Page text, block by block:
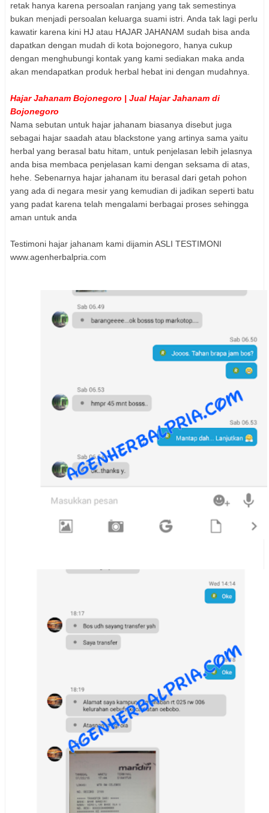
retak hanya karena persoalan ranjang yang tak semestinya
bukan menjadi persoalan keluarga suami istri. Anda tak lagi perlu
kawatir karena kini HJ atau HAJAR JAHANAM sudah bisa anda
dapatkan dengan mudah di kota bojonegoro, hanya cukup
dengan menghubungi kontak yang kami sediakan maka anda
akan mendapatkan produk herbal hebat ini dengan mudahnya.
Hajar Jahanam Bojonegoro | Jual Hajar Jahanam di
Bojonegoro
Nama sebutan untuk hajar jahanam biasanya disebut juga
sebagai hajar saadah atau blackstone yang artinya sama yaitu
herbal yang berasal batu hitam, untuk penjelasan lebih jelasnya
anda bisa membaca penjelasan kami dengan seksama di atas,
hehe. Sebenarnya hajar jahanam itu berasal dari getah pohon
yang ada di negara mesir yang kemudian di jadikan seperti batu
yang padat karena telah mengalami berbagai proses sehingga
aman untuk anda
Testimoni hajar jahanam kami dijamin ASLI TESTIMONI
www.agenherbalpria.com